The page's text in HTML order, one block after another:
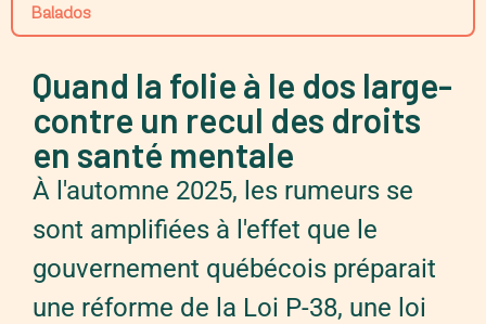
Balados
Quand la folie à le dos large-
contre un recul des droits
en santé mentale
À l'automne 2025, les rumeurs se
sont amplifiées à l'effet que le
gouvernement québécois préparait
une réforme de la Loi P-38, une loi